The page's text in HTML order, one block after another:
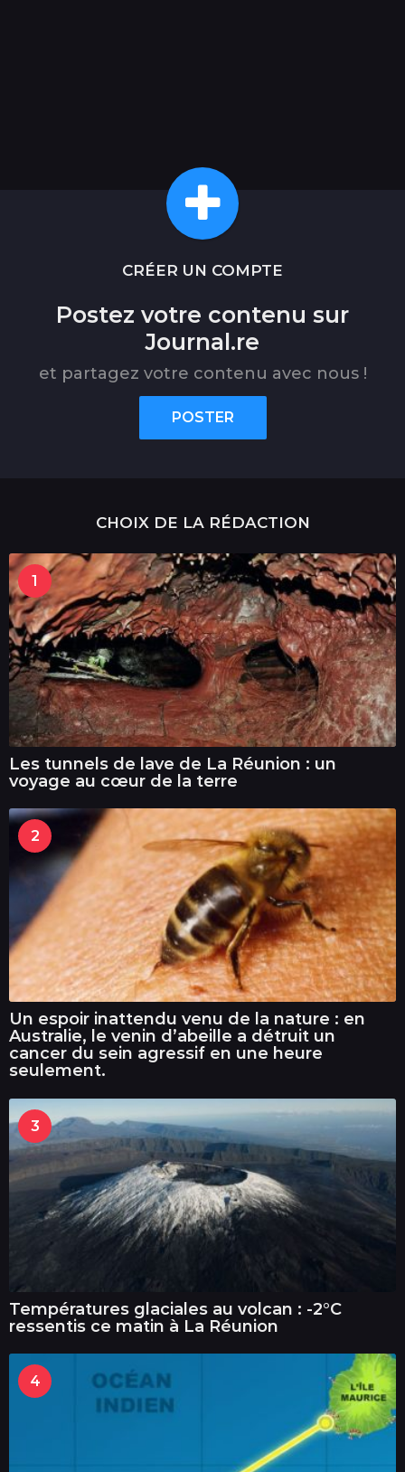
CRÉER UN COMPTE
Postez votre contenu sur
Journal.re
et partagez votre contenu avec nous !
POSTER
CHOIX DE LA RÉDACTION
1
Les tunnels de lave de La Réunion : un
voyage au cœur de la terre
2
Un espoir inattendu venu de la nature : en
Australie, le venin d’abeille a détruit un
cancer du sein agressif en une heure
seulement.
3
Températures glaciales au volcan : -2°C
ressentis ce matin à La Réunion
4